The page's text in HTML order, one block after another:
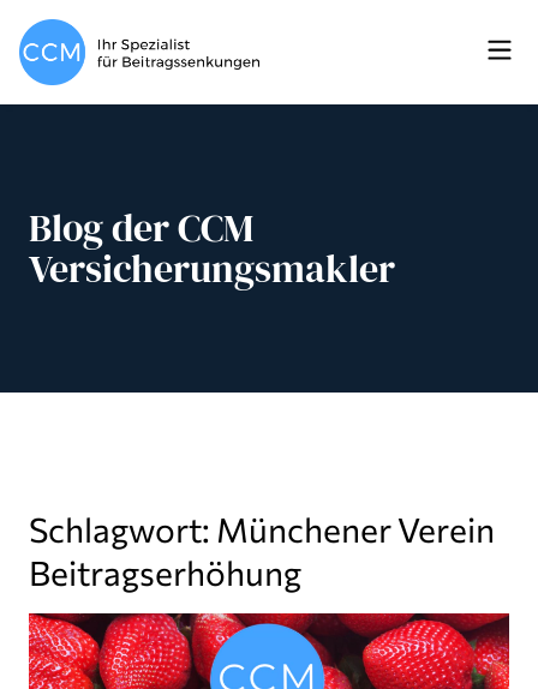
Blog der CCM
Versicherungsmakler
Schlagwort: Münchener Verein
Beitragserhöhung